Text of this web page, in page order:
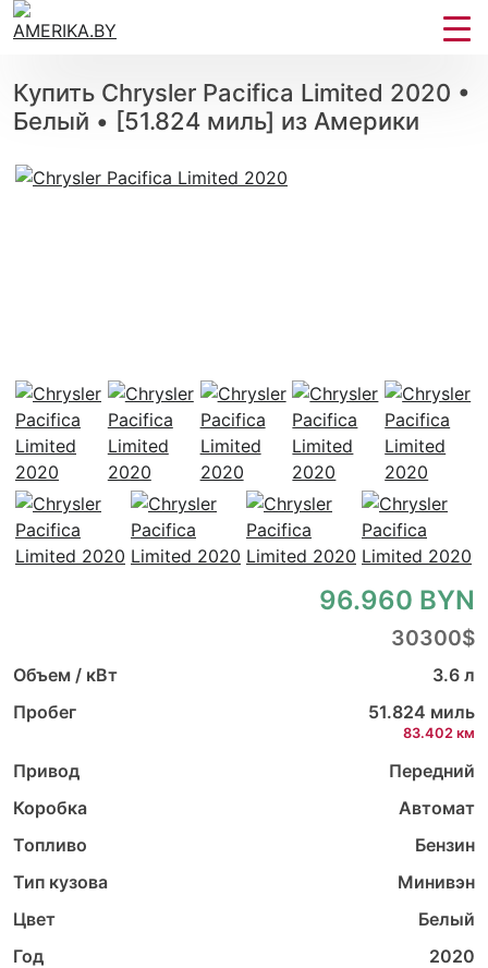
Купить Chrysler Pacifica Limited 2020 •
Белый • [51.824 миль] из Америки
96.960 BYN
30300$
Объем / кВт
3.6 л
Пробег
51.824 миль
83.402 км
Привод
Передний
Коробка
Автомат
Топливо
Бензин
Тип кузова
Минивэн
Цвет
Белый
Год
2020